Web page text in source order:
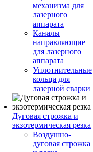
механизма для
лазерного
аппарата
Каналы
направляющие
для лазерного
аппарата
Уплотнительные
кольца для
лазерной сварки
Дуговая строжка и
экзотермическая резка
Воздушно-
дуговая строжка